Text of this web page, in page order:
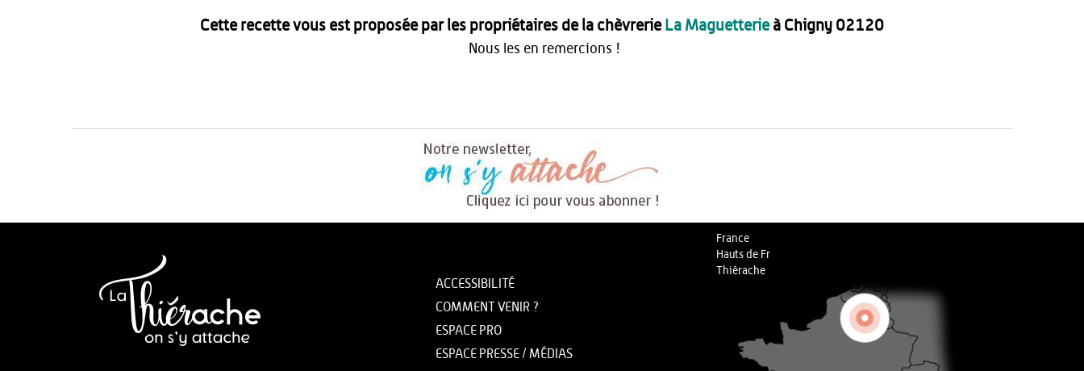
Cette recette vous est proposée par les propriétaires de la chèvrerie La Maguetterieà Chigny 02120
Nous les en remercions !
ACCESSIBILITÉ
COMMENT VENIR ?
ESPACE PRO
ESPACE PRESSE / MÉDIAS
France
Hauts de Fr
Thiérache